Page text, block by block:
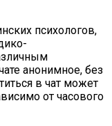
психологов,
анонимное, без
в чат может
от часового